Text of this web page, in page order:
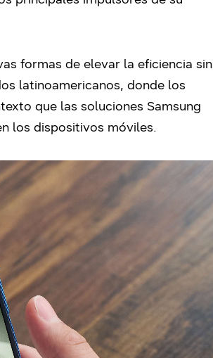
formas de elevar la eficiencia sin
latinoamericanos, donde los
que las soluciones Samsung
los dispositivos móviles.